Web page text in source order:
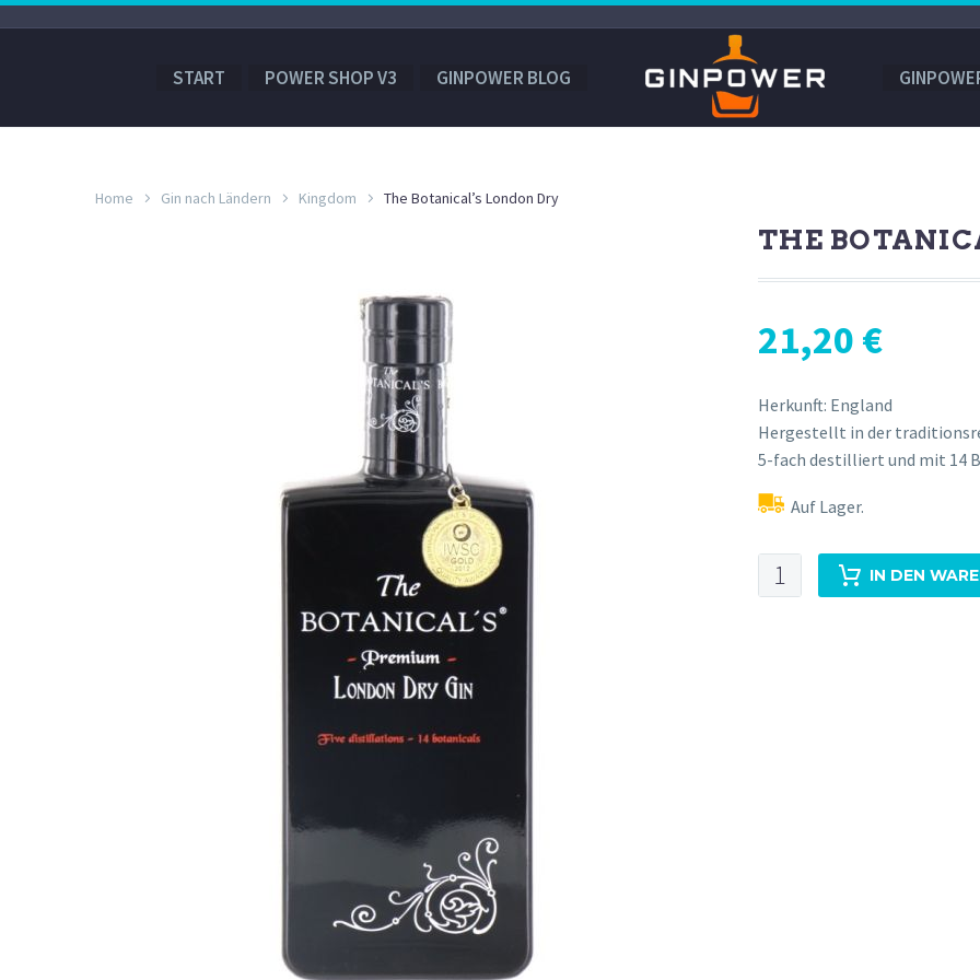
START POWER SHOP V3 GINPOWER BLOG
Home Gin nach Ländern Kingdom The Botanical’s London Dry
THE
21,20 €
Herkunft: England
Hergestellt in der
5-fach destilliert und mit 14
Auf Lager.
The
Botanical's
IN DEN